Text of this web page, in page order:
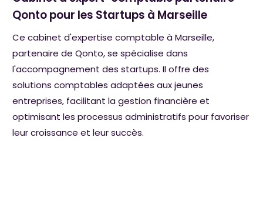
Qonto pour les Startups à Marseille
Ce cabinet d'expertise comptable à Marseille,
partenaire de Qonto, se spécialise dans
l'accompagnement des startups. Il offre des
solutions comptables adaptées aux jeunes
entreprises, facilitant la gestion financière et
optimisant les processus administratifs pour favoriser
leur croissance et leur succès.